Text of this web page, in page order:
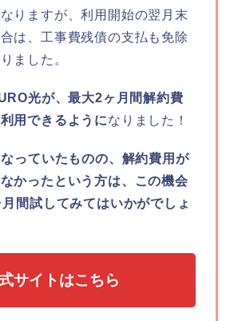
りますが、利用開始の翌月末
は、工事費残債の支払も免除
ました。
光が、最大2ヶ月間解約費
用できるようになりました！
っていたものの、解約費用が
かったという方は、この機会
間試してみてはいかがでしょ
サイトはこちら